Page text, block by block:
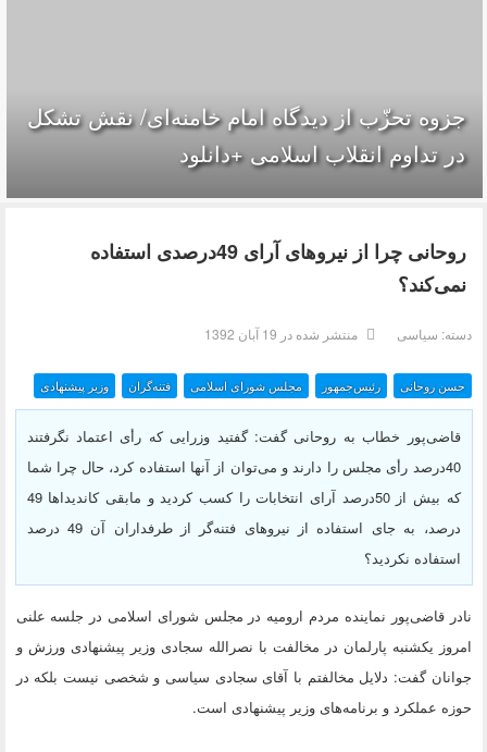
جزوه تحزّب از دیدگاه امام خامنه‌ای/ نقش تشکل
در تداوم انقلاب اسلامی +دانلود
روحانی چرا از نیروهای آرای 49درصدی استفاده
نمی‌کند؟
دسته: سیاسی منتشر شده در 19 آبان 1392
حسن روحانی رئیس‌جمهور مجلس شورای اسلامی فتنه‌گران وزیر پیشنهادی
قاضی‌پور خطاب به روحانی گفت: گفتید وزرایی که رأی اعتماد نگرفتند
40درصد رأی مجلس را دارند و می‌توان از آنها استفاده کرد، حال چرا شما
که بیش از 50درصد آرای انتخابات را کسب کردید و مابقی کاندیداها 49
درصد، به جای استفاده از نیروهای فتنه‌گر از طرفداران آن‌ 49 درصد
استفاده نکردید؟
نادر قاضی‌پور نماینده مردم ارومیه در مجلس شورای اسلامی در جلسه علنی
امروز یکشنبه پارلمان در مخالفت با نصر‌الله سجادی وزیر پیشنهادی ورزش و
جوانان گفت: دلایل مخالفتم با آقای سجادی سیاسی و شخصی نیست بلکه در
حوزه عملکرد و برنامه‌های وزیر پیشنهادی است.